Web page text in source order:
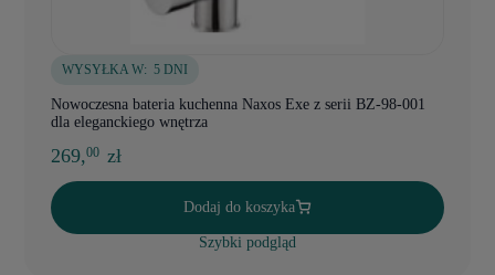
WYSYŁKA W: 5 DNI
Nowoczesna bateria kuchenna Naxos Exe z serii BZ-98-001
dla eleganckiego wnętrza
269,00 zł
Dodaj do koszyka
Szybki podgląd